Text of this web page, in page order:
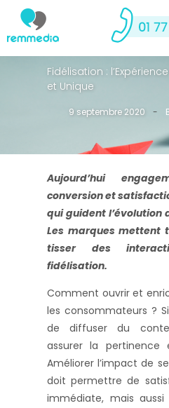
Fidélisation :
et Unique
9 septembre 2020 -
Aujourd’hui
conversion et
qui guident l’évolution
Les marques mettent
tisser des
fidélisation.
Comment ouvrir et
les consommateurs ?
de diffuser du
assurer la
Améliorer l’impact de
doit permettre de
immédiate, mais aussi